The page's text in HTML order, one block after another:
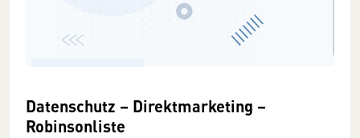
Datenschutz – Direktmarketing –
Robinsonliste